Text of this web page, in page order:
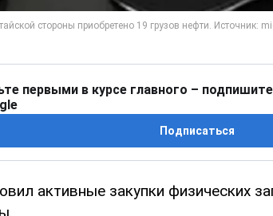
первыми в курсе главного –
Подписаться
активные закупки физических